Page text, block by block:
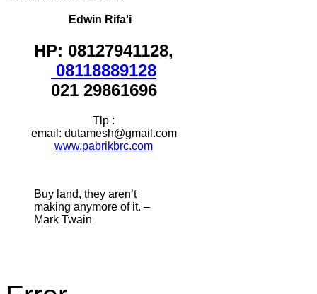
Edwin Rifa'i
HP: 08127941128,
08118889128
021 29861696
Tlp :
email: dutamesh@gmail.com
www.pabrikbrc.com
Buy land, they aren’t
making anymore of it. –
Mark Twain